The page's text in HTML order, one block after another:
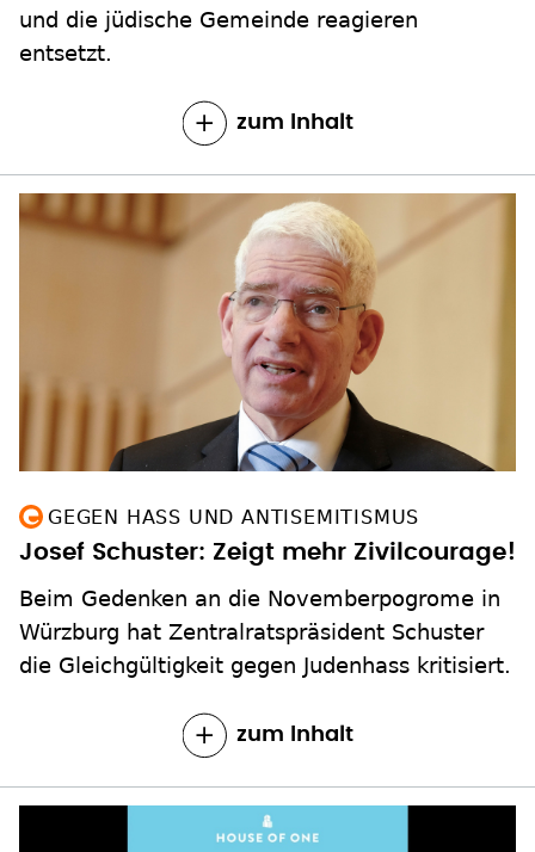
und die jüdische Gemeinde reagieren
entsetzt.
zum Inhalt
GEGEN HASS UND ANTISEMITISMUS
Josef Schuster: Zeigt mehr Zivilcourage!
Beim Gedenken an die Novemberpogrome in
Würzburg hat Zentralratspräsident Schuster
die Gleichgültigkeit gegen Judenhass kritisiert.
zum Inhalt